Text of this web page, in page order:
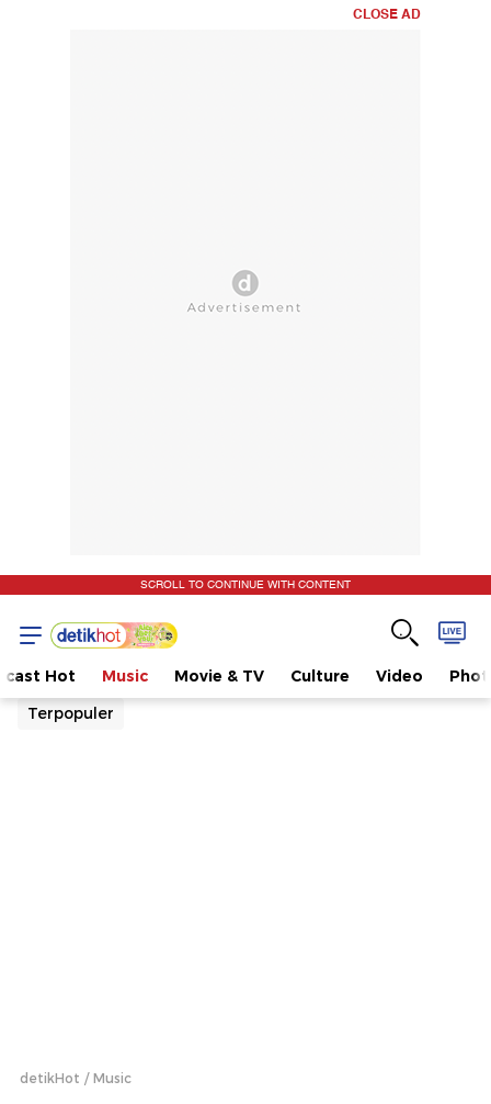
CLOSE AD
SCROLL TO CONTINUE WITH CONTENT
Hot Music Movie & TV Culture Video
Terpopuler
detikHot Music